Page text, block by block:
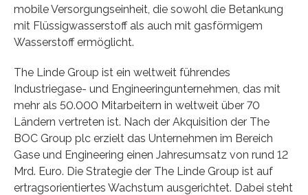
mobile Versorgungseinheit, die sowohl die Betankung
mit Flüssigwasserstoff als auch mit gasförmigem
Wasserstoff ermöglicht.
The Linde Group ist ein weltweit führendes
Industriegase- und Engineeringunternehmen, das mit
mehr als 50.000 Mitarbeitern in weltweit über 70
Ländern vertreten ist. Nach der Akquisition der The
BOC Group plc erzielt das Unternehmen im Bereich
Gase und Engineering einen Jahresumsatz von rund 12
Mrd. Euro. Die Strategie der The Linde Group ist auf
ertragsorientiertes Wachstum ausgerichtet. Dabei steht